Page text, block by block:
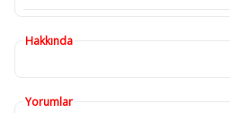
Hakkında
Yorumlar